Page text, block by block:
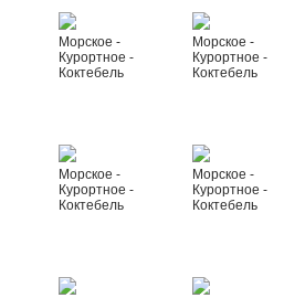
Морское -
Курортное -
Коктебель
Морское -
Курортное -
Коктебель
Морское -
Курортное -
Коктебель
Морское -
Курортное -
Коктебель